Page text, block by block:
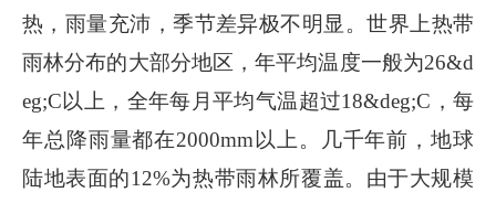
热，雨量充沛，季节差异极不明显。世界上热带
雨林分布的大部分地区，年平均温度一般为26&d
eg;C以上，全年每月平均气温超过18&deg;C，每
年总降雨量都在2000mm以上。几千年前，地球
陆地表面的12%为热带雨林所覆盖。由于大规模